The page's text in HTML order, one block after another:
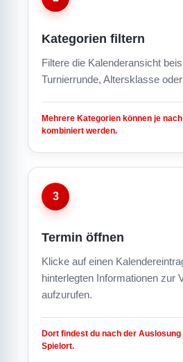
Kategorien filtern
Filtere die Kalenderansicht
Turnierrunde, Altersklasse
Mehrere Kategorien können je
kombiniert werden.
3
Termin öffnen
Klicke auf einen
hinterlegten Informationen zur
aufzurufen.
Dort findest du nach der
Spielort.